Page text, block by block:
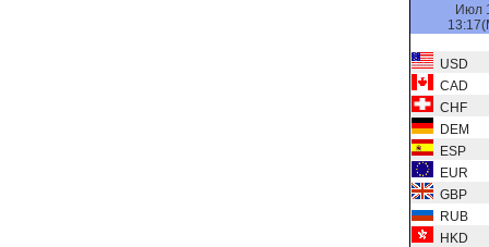
Июл
USD
CAD
CHF
DEM
ESP
EUR
GBP
RUB
HKD